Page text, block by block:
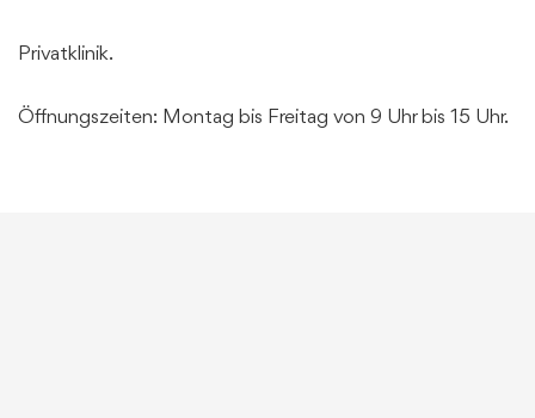
Privatklinik.
Öffnungszeiten: Montag bis Freitag von 9 Uhr bis 15 Uhr.